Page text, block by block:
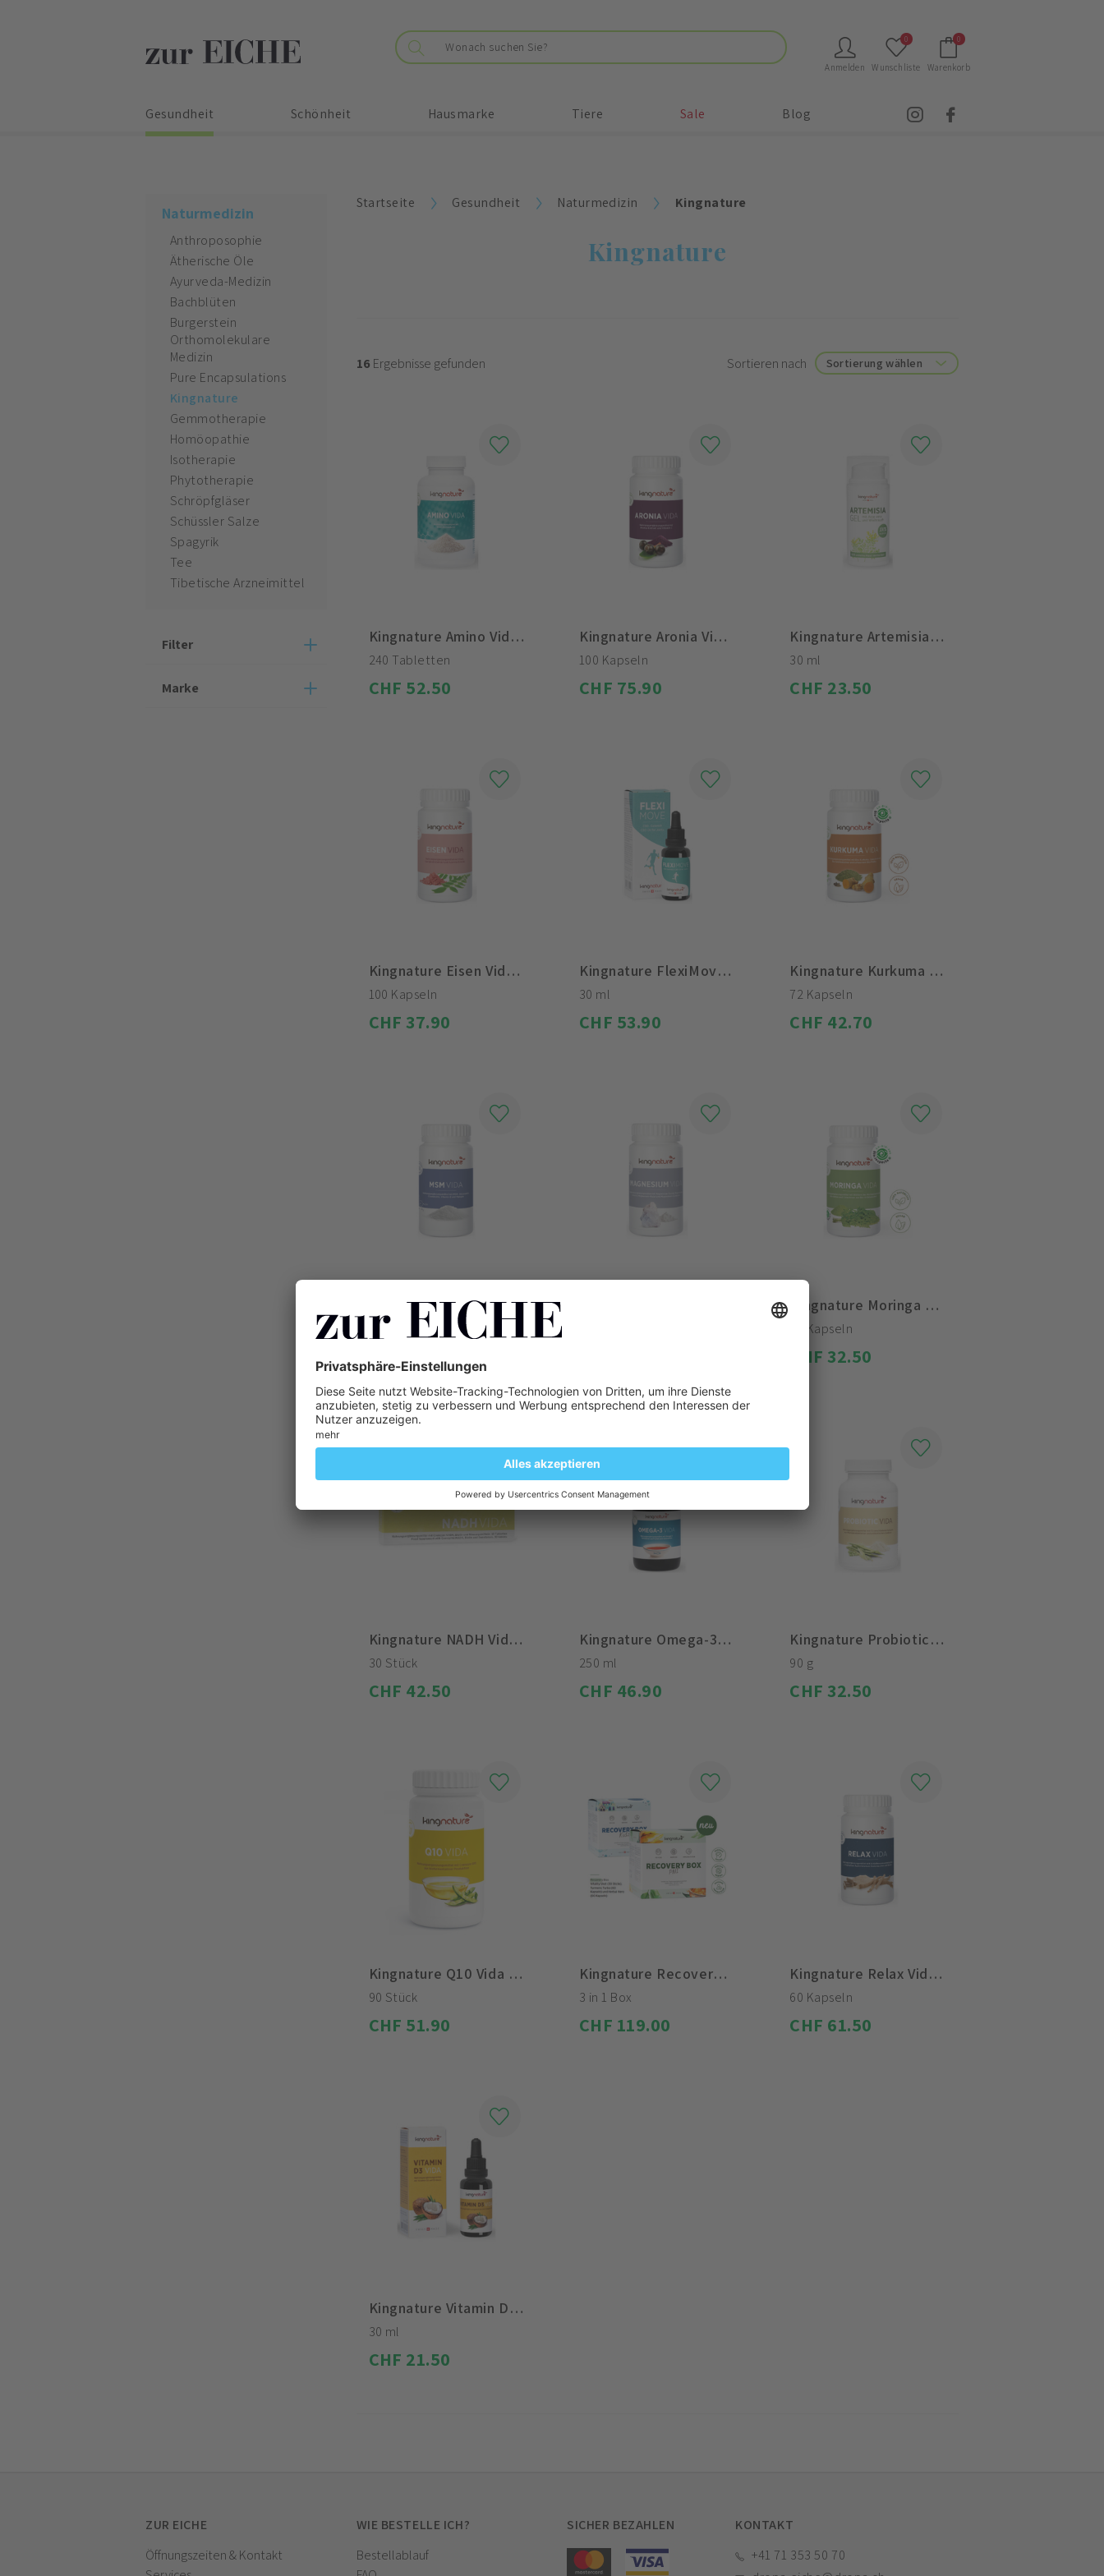
Anmelden
0
Wunschliste
0
Warenkorb
Gesundheit Schönheit Hausmarke Tiere Sale Blog
Startseite Gesundheit Naturmedizin Kingnature
Kingnature
16 Ergebnisse gefunden Sortieren nach Sortierung wählen
Kingnature Amino Vida Tabletten
240 Tabletten
CHF 52.50
Kingnature Aronia Vida Extrakt Kapseln
100 Kapseln
CHF 75.90
Kingnature Artemisia Hydro Gel
30 ml
CHF 23.50
Kingnature Eisen Vida Kapseln
100 Kapseln
CHF 37.90
Kingnature FlexiMove Massageöl
30 ml
CHF 53.90
Kingnature Kurkuma Vida Kapseln
72 Kapseln
CHF 42.70
Kingnature MSM Vida Kapseln
60 Kapseln
CHF 36.90
Kingnature Moringa Vida Kapseln
72 Kapseln
CHF 32.50
Kingnature NADH Vida Lutschtablette
30 Stück
CHF 42.50
Kingnature Omega-3 VIDA Lösung
250 ml
CHF 46.90
Kingnature Probiotic Vida Pulver
90 g
CHF 32.50
Kingnature Q10 Vida Kapseln
90 Stück
CHF 51.90
Kingnature Recovery Box
3 in 1 Box
CHF 119.00
Kingnature Relax Vida Kapseln
60 Kapseln
CHF 61.50
Kingnature Vitamin D3 Vida Lösung
30 ml
CHF 21.50
Naturmedizin
Anthroposophie
Ätherische Öle
Ayurveda-Medizin
Bachblüten
Burgerstein
Orthomolekulare
Medizin
Pure Encapsulations
Kingnature
Gemmotherapie
Homöopathie
Isotherapie
Phytotherapie
Schröpfgläser
Schüssler Salze
Spagyrik
Tee
Tibetische Arzneimittel
Filter
Marke
KONTAKT
+41 71 353 50 70
ZUR EICHE
Öffnungszeiten & Kontakt
WIE BESTELLE ICH?
Bestellablauf
SICHER BEZAHLEN